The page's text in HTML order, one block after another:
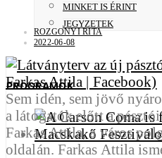
MINKET IS ÉRINT
JEGYZETEK
PROGRAMOK
ROZGONYI RITA
2022-06-08
Sem idén, sem jövő
a látogatók előtt a
Farkas Attila, a város
oldalán. Farkas Attila